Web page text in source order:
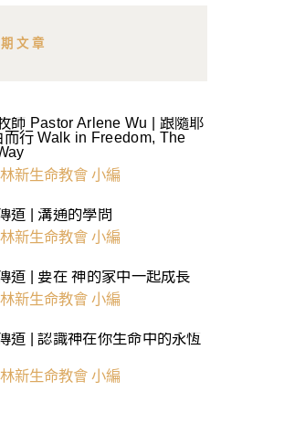
文章
師 Pastor Arlene Wu | 跟隨耶
而行 Walk in Freedom, The
新生命教會 小編
道 | 溝通的學問
新生命教會 小編
道 | 要在 神的家中一起成長
新生命教會 小編
道 | 認識神在你生命中的永恆
新生命教會 小編